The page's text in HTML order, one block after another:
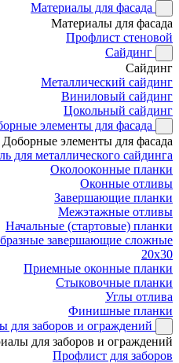
Материалы для фасада
Материалы для фасада
Профлист стеновой
Сайдинг
Сайдинг
Металлический сайдинг
Виниловый сайдинг
Цокольный сайдинг
элементы для фасада
Доборные элементы для фасада
для металлического сайдинга
Околооконные планки
Оконные отливы
Завершающие планки
Межэтажные отливы
Начальные (стартовые) планки
завершающие сложные
20x30
Приемные оконные планки
Стыковочные планки
Углы отлива
Финишные планки
для заборов и ограждений
для заборов и ограждений
Профлист для заборов